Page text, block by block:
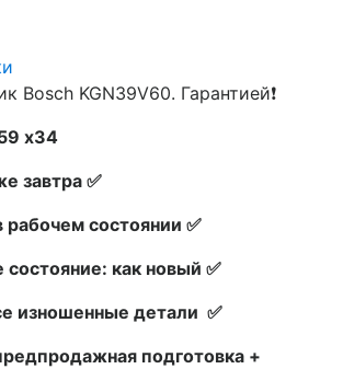
Bosch KGN39V60. Гарантией❗
x34
завтра ✅
состоянии ✅
состояние: как новый ✅
изношенные детали ✅
подготовка +